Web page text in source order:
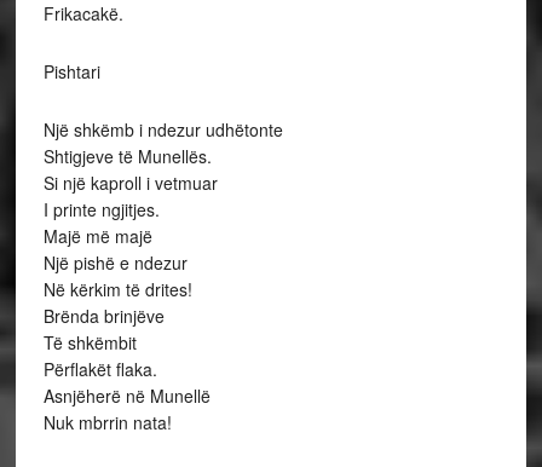
Frikacakë.
Pishtari
Një shkëmb i ndezur udhëtonte
Shtigjeve të Munellës.
Si një kaproll i vetmuar
I printe ngjitjes.
Majë më majë
Një pishë e ndezur
Në kërkim të drites!
Brënda brinjëve
Të shkëmbit
Përflakët flaka.
Asnjëherë në Munellë
Nuk mbrrin nata!